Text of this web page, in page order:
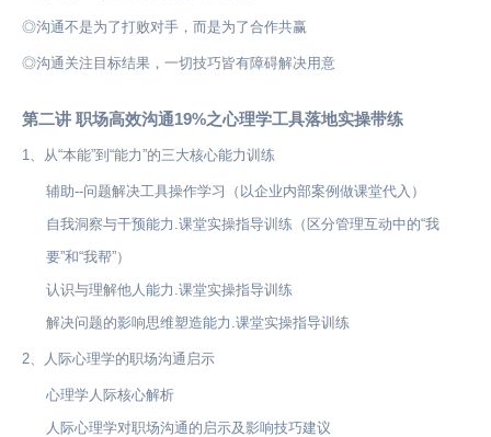
◎沟通不是为了打败对手，而是为了合作共赢
◎沟通关注目标结果，一切技巧皆有障碍解决用意
第二讲 职场高效沟通19%之心理学工具落地实操带练
1、从“本能”到“能力”的三大核心能力训练
辅助--问题解决工具操作学习（以企业内部案例做课堂代入）
自我洞察与干预能力.课堂实操指导训练（区分管理互动中的“我
要”和“我帮”）
认识与理解他人能力.课堂实操指导训练
解决问题的影响思维塑造能力.课堂实操指导训练
2、人际心理学的职场沟通启示
心理学人际核心解析
人际心理学对职场沟通的启示及影响技巧建议